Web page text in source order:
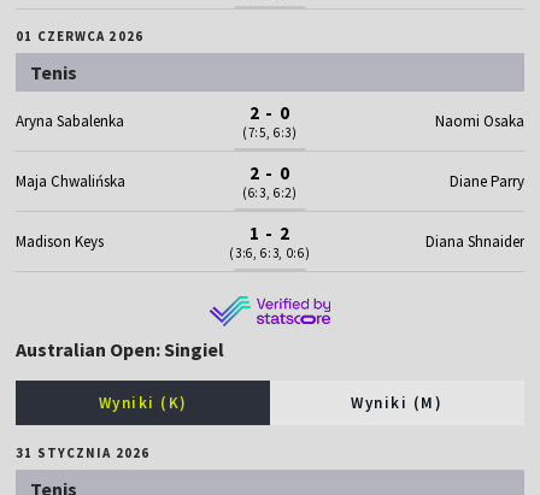
01 CZERWCA 2026
Tenis
Aryna Sabalenka 2 - 0
(7:5, 6:3)
Naomi Osaka
Maja Chwalińska 2 - 0
(6:3, 6:2)
Diane Parry
Madison Keys 1 - 2
(3:6, 6:3, 0:6)
Diana Shnaider
Australian Open: Singiel
Wyniki (K) Wyniki (M)
31 STYCZNIA 2026
Tenis